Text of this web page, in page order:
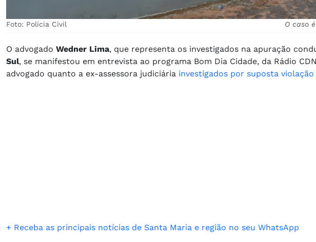
Foto: Polícia Civil O caso
O advogado Wedner Lima, que representa os investigados na apuração
Sul, se manifestou em entrevista ao programa Bom Dia Cidade, da Rádio
advogado quanto a ex-assessora judiciária investigados por suposta
+ Receba as principais notícias de Santa Maria e região no seu WhatsApp